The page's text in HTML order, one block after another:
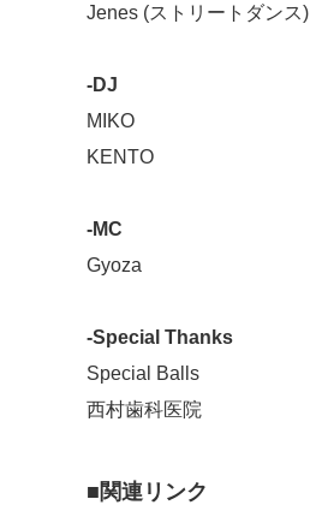
Jenes (ストリートダンス)
-DJ
MIKO
KENTO
-MC
Gyoza
-Special Thanks
Special Balls
西村歯科医院
関連リンク